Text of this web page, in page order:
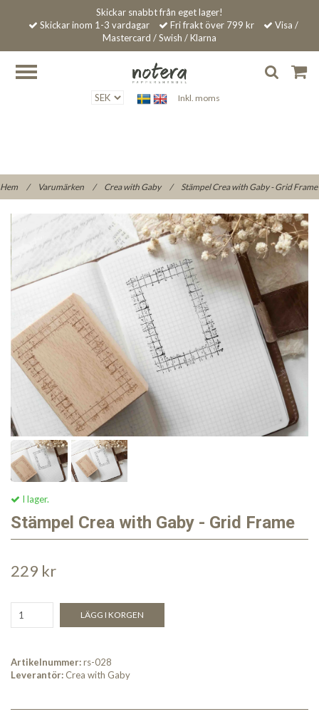
Skickar snabbt från eget lager!
Skickar inom 1-3 vardagar
Fri frakt över 799 kr
Visa /
Mastercard / Swish / Klarna
Inkl. moms
Hem / Varumärken / Crea with Gaby / Stämpel Crea with Gaby - Grid Frame
I lager.
Stämpel Crea with Gaby - Grid Frame
229 kr
LÄGG I KORGEN
Artikelnummer:rs-028
Leverantör:Crea with Gaby